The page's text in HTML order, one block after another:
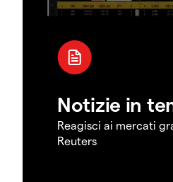
Notizie in
Reagisci ai mercati
Reuters